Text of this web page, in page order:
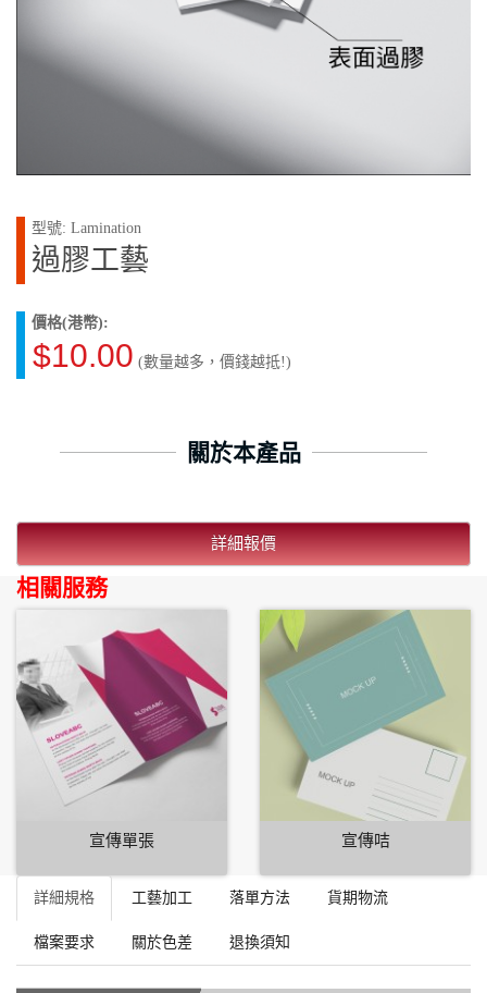
型號: Lamination
過膠工藝
價格(港幣):
$10.00 (數量越多，價錢越抵!)
關於本產品
詳細報價
相關服務
宣傳單張 宣傳咭
詳細規格 工藝加工 落單方法 貨期物流
檔案要求 關於色差 退換須知